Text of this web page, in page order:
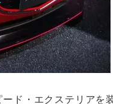
ド・エクステリアを